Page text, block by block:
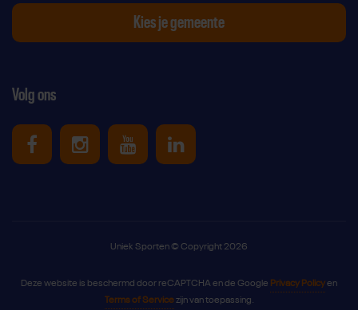
Volg ons
Uniek Sporten op Facebook
Uniek Sporten op Instagram
Uniek Sporten op Youtube
Uniek Sporten op
Kies je gemeente
Uniek Sporten © Copyright 2026
Deze website is beschermd door reCAPTCHA en de Google Privacy Policyen
Terms of Servicezijn van toepassing.